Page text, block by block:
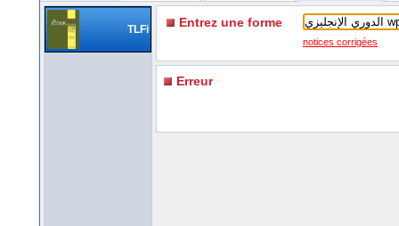
TLFi Entrez une forme
notices corrigées
Erreur